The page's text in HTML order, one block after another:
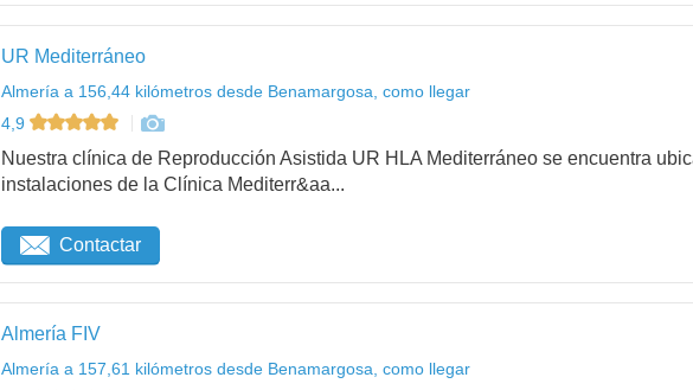
UR Mediterráneo
Almería a 156,44 kilómetros desde Benamargosa, como llegar
4,9
Nuestra clínica de Reproducción Asistida UR HLA Mediterráneo se encuentra
instalaciones de la Clínica Mediterr&aa...
Contactar
Almería FIV
Almería a 157,61 kilómetros desde Benamargosa, como llegar